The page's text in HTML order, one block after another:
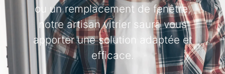
ou un remplacement de fenêtre,
notre artisan vitrier saura vous
apporter une solution adaptée et
efficace.